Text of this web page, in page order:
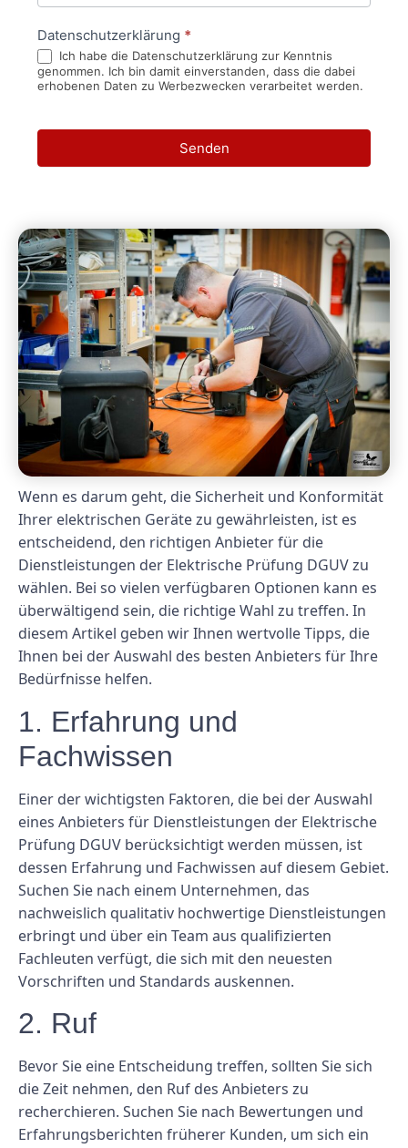
Datenschutzerklärung *
Ich habe die Datenschutzerklärung zur Kenntnis
genommen. Ich bin damit einverstanden, dass die dabei
erhobenen Daten zu Werbezwecken verarbeitet werden.
Senden
Wenn es darum geht, die Sicherheit und Konformität
Ihrer elektrischen Geräte zu gewährleisten, ist es
entscheidend, den richtigen Anbieter für die
Dienstleistungen der Elektrische Prüfung DGUV zu
wählen. Bei so vielen verfügbaren Optionen kann es
überwältigend sein, die richtige Wahl zu treffen. In
diesem Artikel geben wir Ihnen wertvolle Tipps, die
Ihnen bei der Auswahl des besten Anbieters für Ihre
Bedürfnisse helfen.
1. Erfahrung und
Fachwissen
Einer der wichtigsten Faktoren, die bei der Auswahl
eines Anbieters für Dienstleistungen der Elektrische
Prüfung DGUV berücksichtigt werden müssen, ist
dessen Erfahrung und Fachwissen auf diesem Gebiet.
Suchen Sie nach einem Unternehmen, das
nachweislich qualitativ hochwertige Dienstleistungen
erbringt und über ein Team aus qualifizierten
Fachleuten verfügt, die sich mit den neuesten
Vorschriften und Standards auskennen.
2. Ruf
Bevor Sie eine Entscheidung treffen, sollten Sie sich
die Zeit nehmen, den Ruf des Anbieters zu
recherchieren. Suchen Sie nach Bewertungen und
Erfahrungsberichten früherer Kunden, um sich ein